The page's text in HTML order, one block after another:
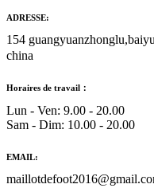
ADRESSE:
154
china
Horaires de travail：
Lun - Ven: 9.00 - 20.00
Sam - Dim: 10.00 - 20.00
EMAIL: